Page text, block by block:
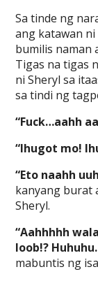
Sa tinde ng
ang katawan
bumilis naman
Tigas na tigas
ni Sheryl sa
sa tindi ng
“Fuck…aahh
“Ihugot mo!
“Eto naahh
kanyang burat
Sheryl.
“Aahhhhh
loob!?
mabuntis ng